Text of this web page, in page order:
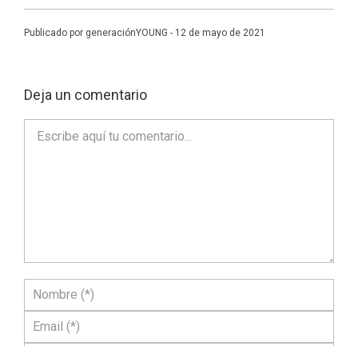
Publicado por generaciónYOUNG - 12 de mayo de 2021
Deja un comentario